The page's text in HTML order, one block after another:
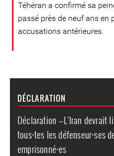
Téhéran a confirmé sa
passé près de neuf ans en
accusations antérieures.
DÉCLARATION
Déclaration —L’Iran devrait
tous⸱tes les défenseur⸱ses
emprisonné⸱es